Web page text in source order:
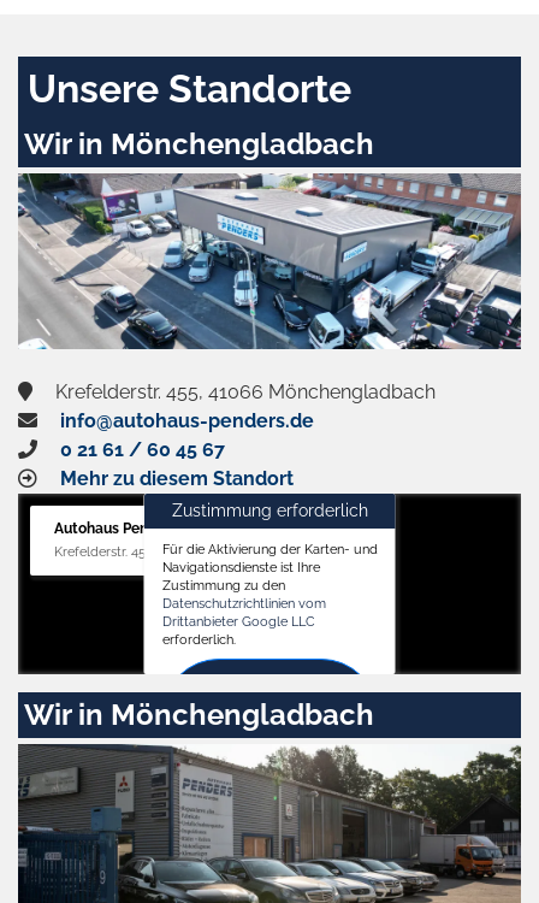
Unsere Standorte
Wir in Mönchengladbach
Krefelderstr. 455, 41066 Mönchengladbach
info@autohaus-penders.de
0 21 61 / 60 45 67
Mehr zu diesem Standort
Autohaus Penders (Verkauf)
Krefelderstr. 455, 41066 Mönchengladbach
Zustimmung erforderlich
Für die Aktivierung der Karten- und
Navigationsdienste ist Ihre
Zustimmung zu den
Datenschutzrichtlinien vom
Drittanbieter Google LLC
erforderlich.
Zustimmen
und
aktivieren
Wir in Mönchengladbach